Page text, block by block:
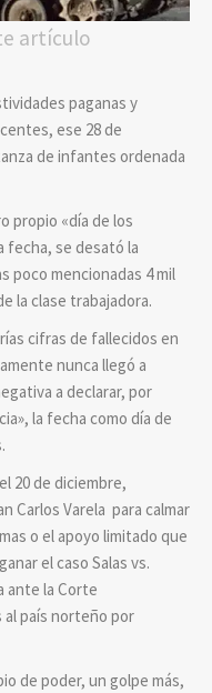
artículo
paganas y
ese 28 de
de infantes ordenada
propio «día de los
fecha, se desató la
poco mencionadas 4 mil
la clase trabajadora.
cifras de fallecidos en
nunca llegó a
a declarar, por
la fecha como día de
20 de diciembre,
Carlos Varela para calmar
o el apoyo limitado que
el caso Salas vs.
ante la Corte
al país norteño por
de poder, un golpe más,